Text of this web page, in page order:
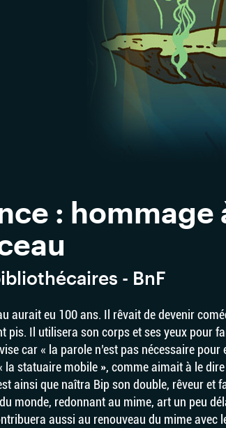
: hommage
- BnF
aurait eu 100 ans. Il rêvait de devenir
pis. Il utilisera son corps et ses yeux pour
car « la parole n’est pas nécessaire pour
la statuaire mobile », comme aimait à le
ainsi que naîtra Bip son double, rêveur et
monde, redonnant au mime, art un peu
aussi au renouveau du mime avec